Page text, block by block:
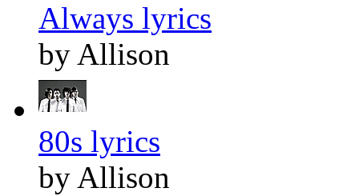
Always lyrics
by Allison
80s lyrics
by Allison